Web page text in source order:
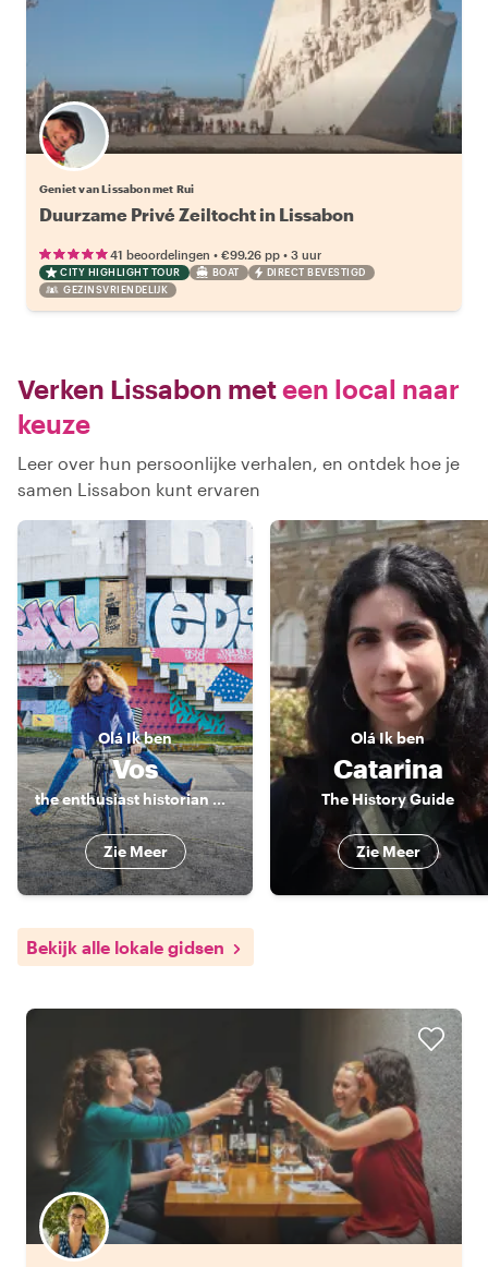
Geniet van Lissabon met Rui
Duurzame Privé Zeiltocht in Lissabon
41 beoordelingen • €99.26 pp • 3 uur
CITY HIGHLIGHT TOUR BOAT
DIRECT BEVESTIGD
GEZINSVRIENDELIJK
Verken Lissabon meteen local naar
keuze
Leer over hun persoonlijke verhalen, en ontdek hoe je
samen Lissabon kunt ervaren
Olá Ik ben
Vos
the enthusiast historian who takes you to the heart of the city
Zie Meer
OláIk ben
Catarina
The History Guide
Zie Meer
Bekijk alle lokale gidsen